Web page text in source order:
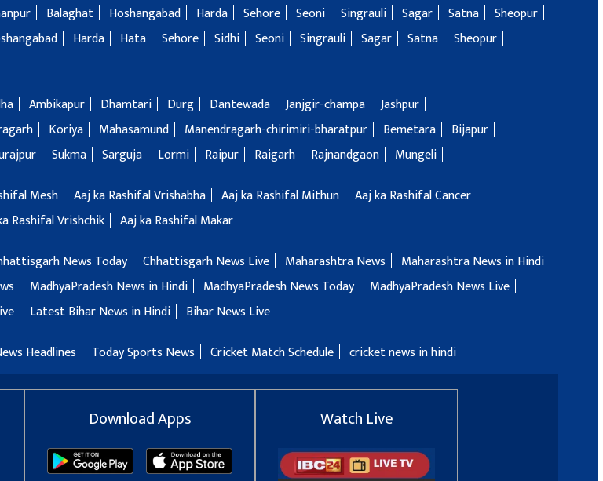
Balaghat Hoshangabad Harda Sehore Seoni Singrauli Sagar Satna
Sheopur
Harda Hata Sehore Sidhi Seoni Singrauli Sagar Satna
Sheopur
Ambikapur Dhamtari Durg Dantewada Janjgir-champa
Jashpur
Koriya Mahasamund Manendragarh-chirimiri-bharatpur Bemetara
Bijapur
Sukma Sarguja Lormi Raipur Raigarh Rajnandgaon Mungeli
Mesh Aaj ka Rashifal Vrishabha Aaj ka Rashifal Mithun
Aaj ka Rashifal Cancer
Rashifal Vrishchik Aaj ka Rashifal Makar
News Today Chhattisgarh News Live Maharashtra News
Maharashtra News in Hindi
MadhyaPradesh News in Hindi MadhyaPradesh News Today
MadhyaPradesh News Live
Latest Bihar News in Hindi Bihar News Live
Headlines Today Sports News Cricket Match Schedule cricket news in hindi
Download Apps Watch Live